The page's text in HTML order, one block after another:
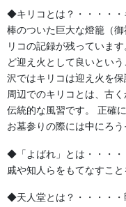
幕・のれん
◆キリコとは？・・・・・
棒のついた巨大な燈籠（
リコの記録が残っていま
ど迎え火として良いとい
沢ではキリコは迎え火を
周辺でのキリコとは、古
伝統的な風習です。 正確
お墓参りの際には中にろ
◆「よばれ」とは・・・・
戚や知人らをもてなすこと
◆天人堂とは？・・・・